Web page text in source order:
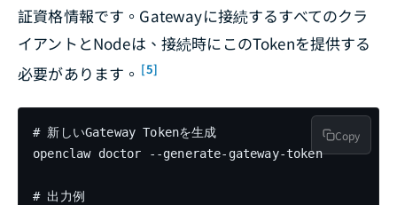
証資格情報です。Gatewayに接続するすべてのクラ
イアントとNodeは、接続時にこのTokenを提供する
必要があります。 [5]
# 新しいGateway Tokenを生成
openclaw doctor --generate-gateway-token
# 出力例
Copy